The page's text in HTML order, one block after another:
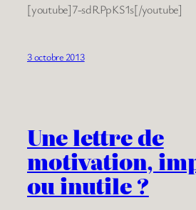
[youtube]7-sdRPpKS1s[/youtube]
3 octobre 2013
Une lettre de
motivation,
ou inutile ?